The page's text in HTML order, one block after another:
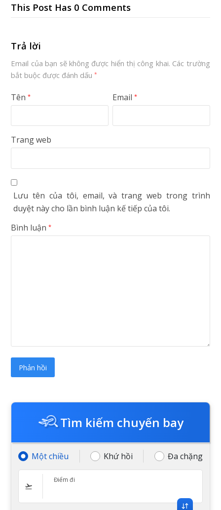
This Post Has 0 Comments
Trả lời
Email của bạn sẽ không được hiển thị công khai. Các trường
bắt buộc được đánh dấu*
Tên* Email*
Trang web
Lưu tên của tôi, email, và trang web trong trình
duyệt này cho lần bình luận kế tiếp của tôi.
Bình luận*
Tìm kiếm chuyến bay
Một chiều Khứ hồi Đa chặng
Điểm đi